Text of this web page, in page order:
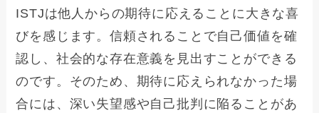
ISTJは他人からの期待に応えることに大きな喜
びを感じます。信頼されることで自己価値を確
認し、社会的な存在意義を見出すことができる
のです。そのため、期待に応えられなかった場
合には、深い失望感や自己批判に陥ることがあ